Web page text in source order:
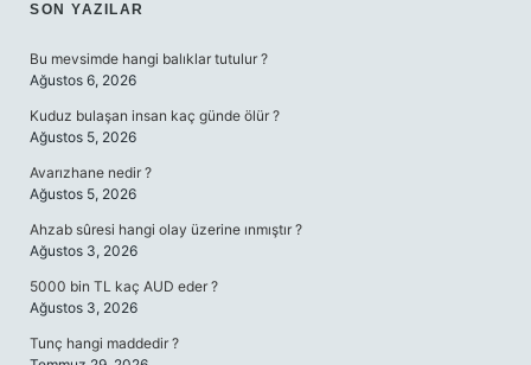
SIDEBAR
SON YAZILAR
Bu mevsimde hangi balıklar tutulur ?
Ağustos 6, 2026
Kuduz bulaşan insan kaç günde ölür ?
Ağustos 5, 2026
Avarızhane nedir ?
Ağustos 5, 2026
Ahzab sûresi hangi olay üzerine ınmıştır ?
Ağustos 3, 2026
5000 bin TL kaç AUD eder ?
Ağustos 3, 2026
Tunç hangi maddedir ?